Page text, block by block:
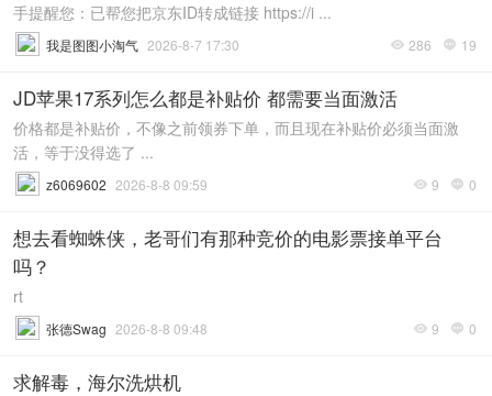
手提醒您：已帮您把京东ID转成链接 https://i ...
 286  19
我是图图小淘气 2026-8-7 17:30
JD苹果17系列怎么都是补贴价 都需要当面激活
价格都是补贴价，不像之前领券下单，而且现在补贴价必须当面激
活，等于没得选了 ...
 9  0
z6069602 2026-8-8 09:59
想去看蜘蛛侠，老哥们有那种竞价的电影票接单平台
吗？
rt
 9  0
张德Swag 2026-8-8 09:48
求解毒，海尔洗烘机